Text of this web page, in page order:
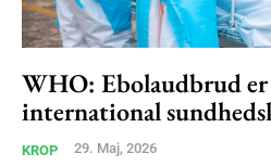
WHO: Ebolaudbrud er
international
KROP 29. Maj, 2026